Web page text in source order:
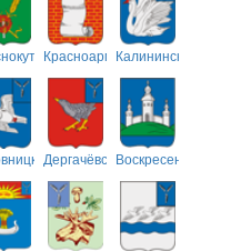
Красноармейский
Калининский
ДергачёвскийВоскресенский